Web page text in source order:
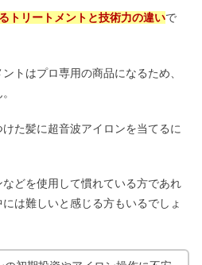
トリートメントと技術力の違いで
トはプロ専用の商品になるため、
た髪に超音波アイロンを当てるに
どを使用して慣れている方であれ
は難しいと感じる方もいるでしょ